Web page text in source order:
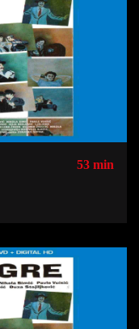
53 min